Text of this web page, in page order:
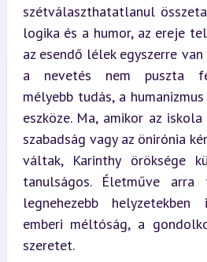
szétválaszthatatlanul
logika és a humor, az ereje
az esendő lélek egyszerre
a nevetés nem puszta
mélyebb tudás, a
eszköze. Ma, amikor az
szabadság vagy az önirónia
váltak, Karinthy öröksége
tanulságos. Életműve
legnehezebb
emberi méltóság, a
szeretet.